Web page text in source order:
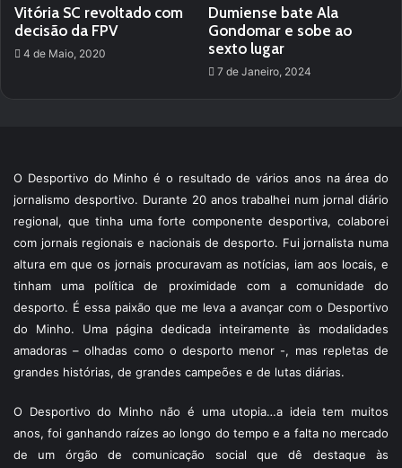
Vitória SC revoltado com
decisão da FPV
4 de Maio, 2020
Dumiense bate Ala
Gondomar e sobe ao
sexto lugar
7 de Janeiro, 2024
O Desportivo do Minho é o resultado de vários anos na área do
jornalismo desportivo. Durante 20 anos trabalhei num jornal diário
regional, que tinha uma forte componente desportiva, colaborei
com jornais regionais e nacionais de desporto. Fui jornalista numa
altura em que os jornais procuravam as notícias, iam aos locais, e
tinham uma política de proximidade com a comunidade do
desporto. É essa paixão que me leva a avançar com o Desportivo
do Minho. Uma página dedicada inteiramente às modalidades
amadoras – olhadas como o desporto menor -, mas repletas de
grandes histórias, de grandes campeões e de lutas diárias.
O Desportivo do Minho não é uma utopia…a ideia tem muitos
anos, foi ganhando raízes ao longo do tempo e a falta no mercado
de um órgão de comunicação social que dê destaque às